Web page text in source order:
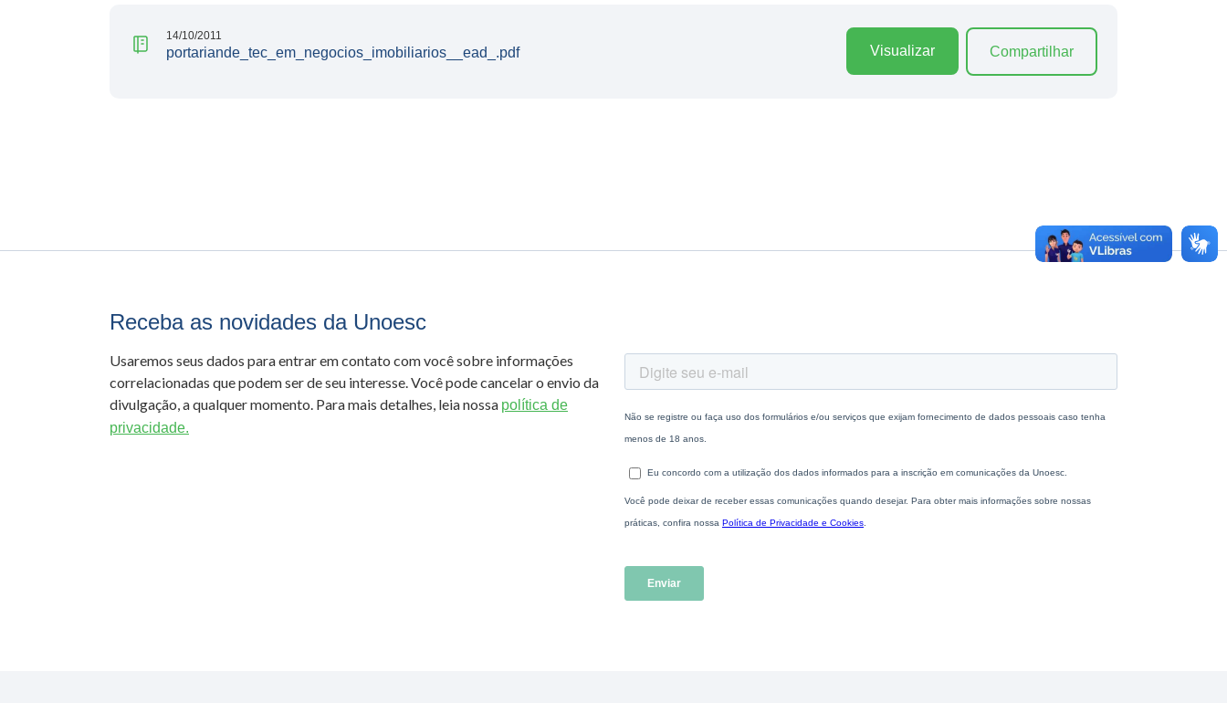
14/10/2011
portariande_tec_em_negocios_imobiliarios__ead_.pdf Visualizar Compartilhar
Receba as novidades da Unoesc
Usaremos seus dados para entrar em contato com você sobre informações
correlacionadas que podem ser de seu interesse. Você pode cancelar o envio da
divulgação, a qualquer momento. Para mais detalhes, leia nossa política de
privacidade.